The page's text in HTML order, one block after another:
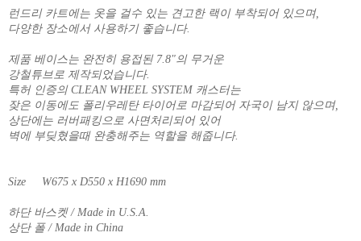
런드리 카트에는 옷을 걸수 있는 견고한 랙이 부착되어 있으며,
다양한 장소에서 사용하기 좋습니다.
제품 베이스는 완전히 용접된 7.8"의 무거운
강철튜브로 제작되었습니다.
특허 인증의 CLEAN WHEEL SYSTEM 캐스터는
잦은 이동에도 폴리우레탄 타이어로 마감되어 자국이 남지 않으며,
상단에는 러버패킹으로 사면처리되어 있어
벽에 부딪혔을때 완충해주는 역할을 해줍니다.
Size W675 x D550 x H1690 mm
하단 바스켓 / Made in U.S.A.
상단 폴 / Made in China